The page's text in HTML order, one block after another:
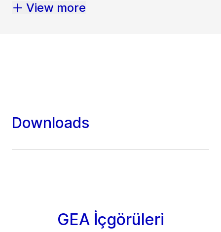
View more
Downloads
GEA İçgörüleri